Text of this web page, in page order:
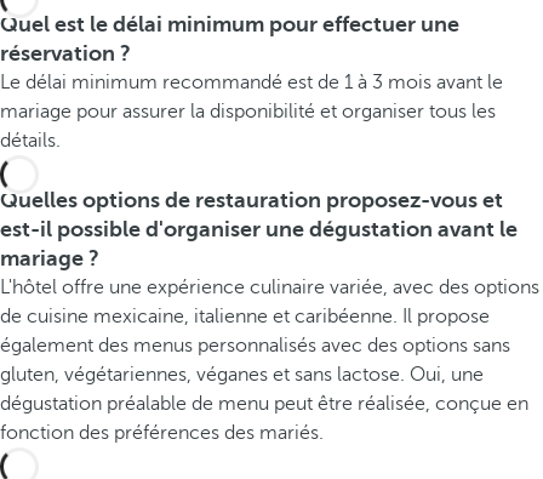
Quel est le délai minimum pour effectuer une
réservation ?
Le délai minimum recommandé est de 1 à 3 mois avant le
mariage pour assurer la disponibilité et organiser tous les
détails.
Quelles options de restauration proposez-vous et
est-il possible d'organiser une dégustation avant le
mariage ?
L'hôtel offre une expérience culinaire variée, avec des options
de cuisine mexicaine, italienne et caribéenne. Il propose
également des menus personnalisés avec des options sans
gluten, végétariennes, véganes et sans lactose. Oui, une
dégustation préalable de menu peut être réalisée, conçue en
fonction des préférences des mariés.